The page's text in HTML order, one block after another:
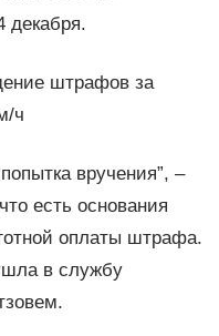
декабря.
штрафов за
ч
вручения”, –
есть основания
оплаты штрафа.
в службу